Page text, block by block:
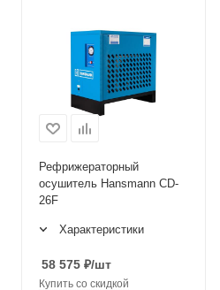
Рефрижераторный
осушитель Hansmann CD-
26F
Характеристики
58 575 ₽/шт
Купить со скидкой